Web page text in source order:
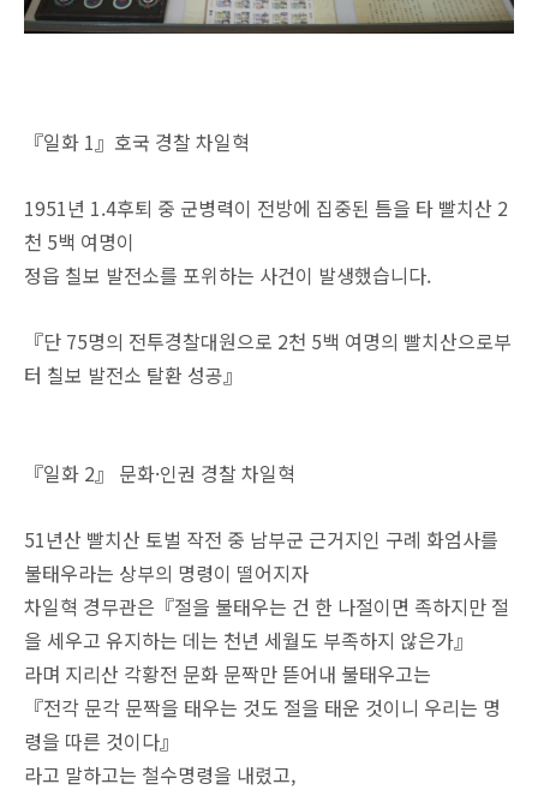
『일화 1』호국 경찰 차일혁
1951년 1.4후퇴 중 군병력이 전방에 집중된 틈을 타 빨치산 2
천 5백 여명이
정읍 칠보 발전소를 포위하는 사건이 발생했습니다.
『단 75명의 전투경찰대원으로 2천 5백 여명의 빨치산으로부
터 칠보 발전소 탈환 성공』
『일화 2』 문화·인권 경찰 차일혁
51년산 빨치산 토벌 작전 중 남부군 근거지인 구례 화엄사를
불태우라는 상부의 명령이 떨어지자
차일혁 경무관은『절을 불태우는 건 한 나절이면 족하지만 절
을 세우고 유지하는 데는 천년 세월도 부족하지 않은가』
라며 지리산 각황전 문화 문짝만 뜯어내 불태우고는
『전각 문각 문짝을 태우는 것도 절을 태운 것이니 우리는 명
령을 따른 것이다』
라고 말하고는 철수명령을 내렸고,